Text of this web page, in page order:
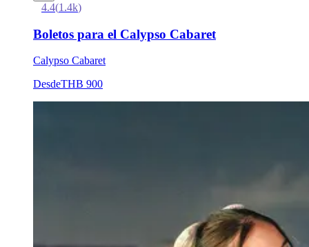
4.4(1.4k)
Boletos para el Calypso Cabaret
Calypso Cabaret
DesdeTHB 900